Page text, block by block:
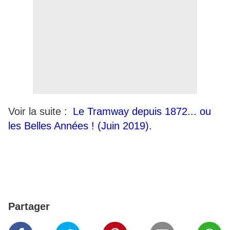
Voir la suite :
Le Tramway depuis 1872... ou
les Belles Années ! (Juin 2019).
Partager